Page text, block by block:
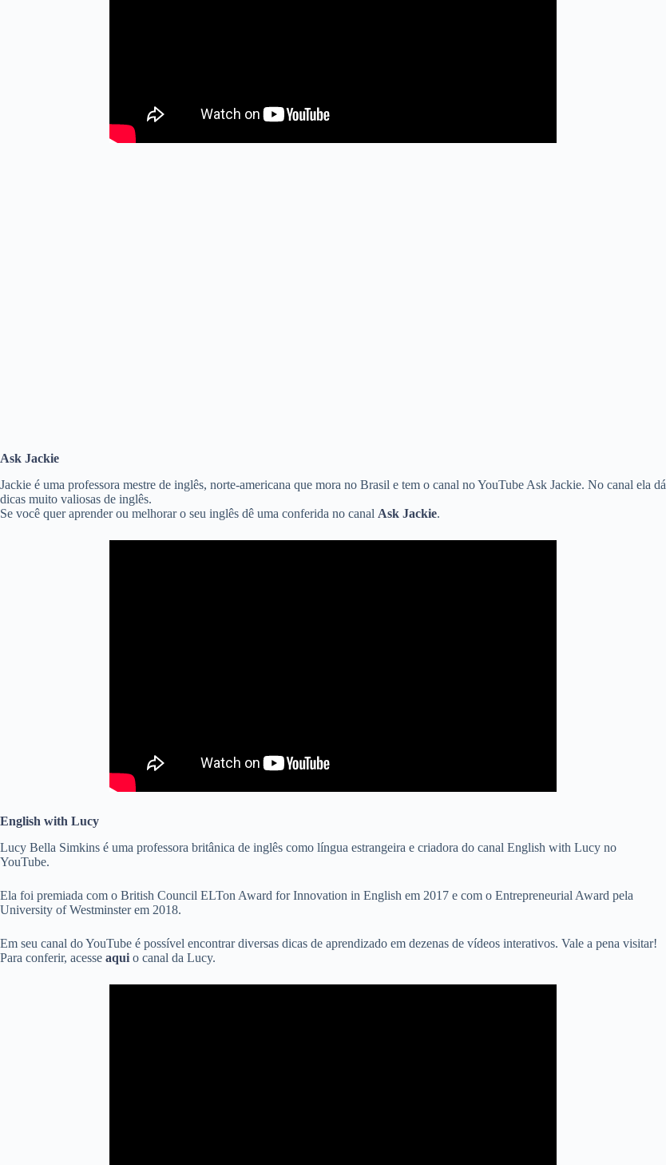
Ask Jackie
Jackie é uma professora mestre de inglês, norte-americana que mora no Brasil e tem o canal no YouTube Ask Jackie. No canal ela dá
dicas muito valiosas de inglês.
Se você quer aprender ou melhorar o seu inglês dê uma conferida no canal Ask Jackie.
English with Lucy
Lucy Bella Simkins é uma professora britânica de inglês como língua estrangeira e criadora do canal English with Lucy no
YouTube.
Ela foi premiada com o British Council ELTon Award for Innovation in English em 2017 e com o Entrepreneurial Award pela
University of Westminster em 2018.
Em seu canal do YouTube é possível encontrar diversas dicas de aprendizado em dezenas de vídeos interativos. Vale a pena visitar!
Para conferir, acesse aqui o canal da Lucy.